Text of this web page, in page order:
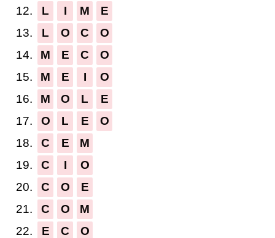
12.
L I M
E
13.
L O C
O
14.
M E C
O
15.
M E I
O
16.
M O L
E
17.
O L E
O
18.
C E
M
19.
C I
O
20.
C O
E
21.
C O
M
22.
E C
O